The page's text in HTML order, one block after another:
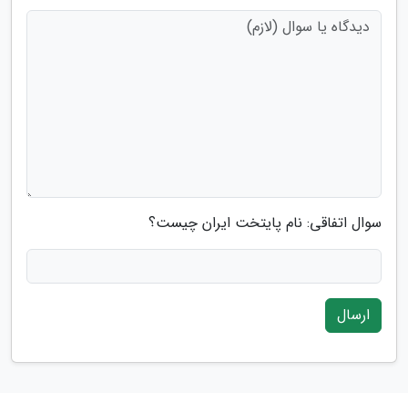
سوال اتفاقی: نام پایتخت ایران چیست؟
ارسال